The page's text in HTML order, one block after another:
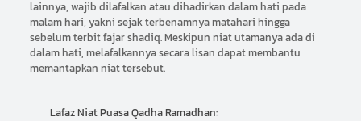
lainnya, wajib dilafalkan atau dihadirkan dalam hati pada
malam hari, yakni sejak terbenamnya matahari hingga
sebelum terbit fajar shadiq. Meskipun niat utamanya ada di
dalam hati, melafalkannya secara lisan dapat membantu
memantapkan niat tersebut.
Lafaz Niat Puasa Qadha Ramadhan: